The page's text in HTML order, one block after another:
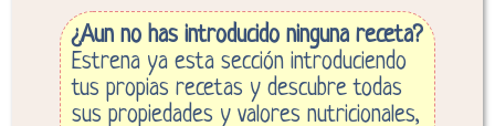
¿Aun no has introducido ninguna receta?
Estrena ya esta sección introduciendo
tus propias recetas y descubre todas
sus propiedades y valores nutricionales,